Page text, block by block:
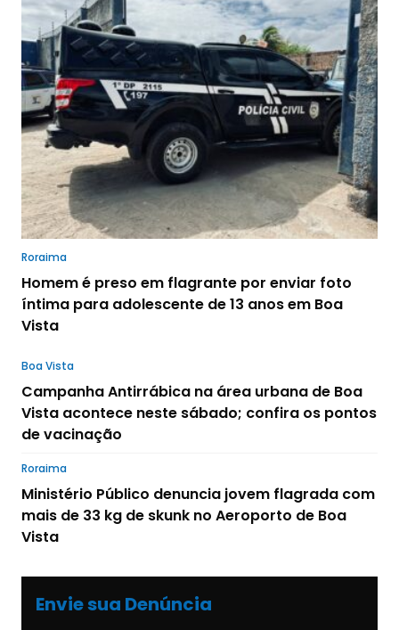
Roraima
Homem é preso em flagrante por enviar foto
íntima para adolescente de 13 anos em Boa
Vista
Boa Vista
Campanha Antirrábica na área urbana de Boa
Vista acontece neste sábado; confira os pontos
de vacinação
Roraima
Ministério Público denuncia jovem flagrada com
mais de 33 kg de skunk no Aeroporto de Boa
Vista
Envie sua Denúncia